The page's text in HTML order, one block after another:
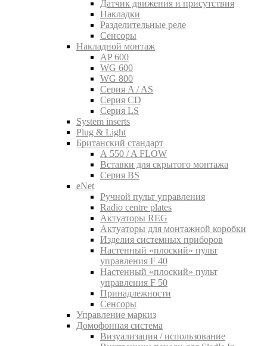
Датчик движения и присутствия
Накладки
Разделительные реле
Сенсоры
Накладной монтаж
AP 600
WG 600
WG 800
Серия A / AS
Серия CD
Серия LS
System inserts
Plug & Light
Британский стандарт
A 550 / A FLOW
Вставки для скрытого монтажа
Серия BS
eNet
Pучной пульт управления
Radio centre plates
Актуаторы REG
Актуаторы для монтажной коробки
Изделия системных приборов
Настенный «плоский» пульт
управления F 40
Настенный «плоский» пульт
управления F 50
Принадлежности
Сенсоры
Управление маркиз
Домофонная система
Визуализация / использование